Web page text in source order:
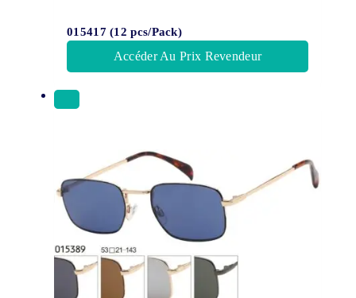
015417 (12 pcs/Pack)
Accéder Au Prix Revendeur